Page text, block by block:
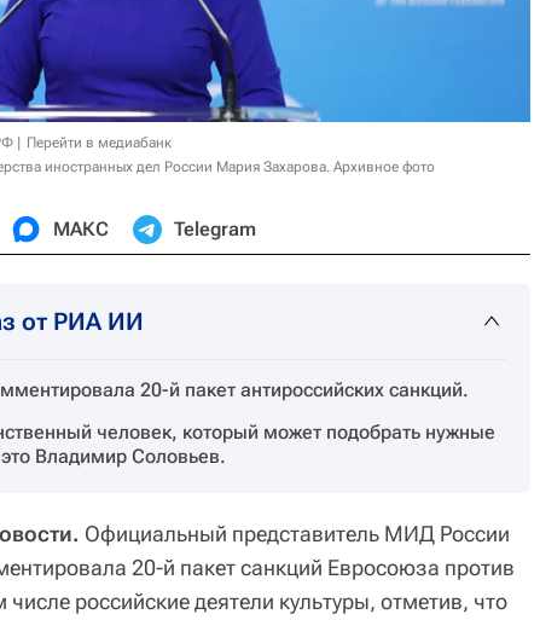
Перейти в медиабанк
иностранных дел России Мария Захарова. Архивное фото
МАКС Telegram
от РИА ИИ
20-й пакет антироссийских санкций.
человек, который может подобрать нужные
Владимир Соловьев.
Официальный представитель МИД России
20-й пакет санкций Евросоюза против
российские деятели культуры, отметив, что